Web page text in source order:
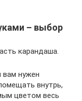
– выбор
карандаша.
вам нужен
внутрь,
цветом весь